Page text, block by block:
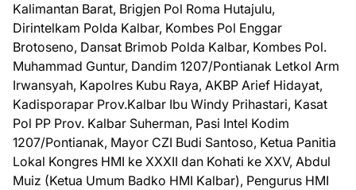
Kalimantan Barat, Brigjen Pol Roma Hutajulu,
Dirintelkam Polda Kalbar, Kombes Pol Enggar
Brotoseno, Dansat Brimob Polda Kalbar, Kombes Pol.
Muhammad Guntur, Dandim 1207/Pontianak Letkol Arm
Irwansyah, Kapolres Kubu Raya, AKBP Arief Hidayat,
Kadisporapar Prov.Kalbar Ibu Windy Prihastari, Kasat
Pol PP Prov. Kalbar Suherman, Pasi Intel Kodim
1207/Pontianak, Mayor CZI Budi Santoso, Ketua Panitia
Lokal Kongres HMI ke XXXII dan Kohati ke XXV, Abdul
Muiz (Ketua Umum Badko HMI Kalbar), Pengurus HMI